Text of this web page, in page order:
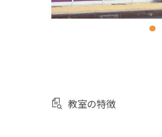
教室の特徴